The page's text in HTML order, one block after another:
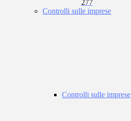
277
Controlli sulle imprese
Controlli sulle imprese